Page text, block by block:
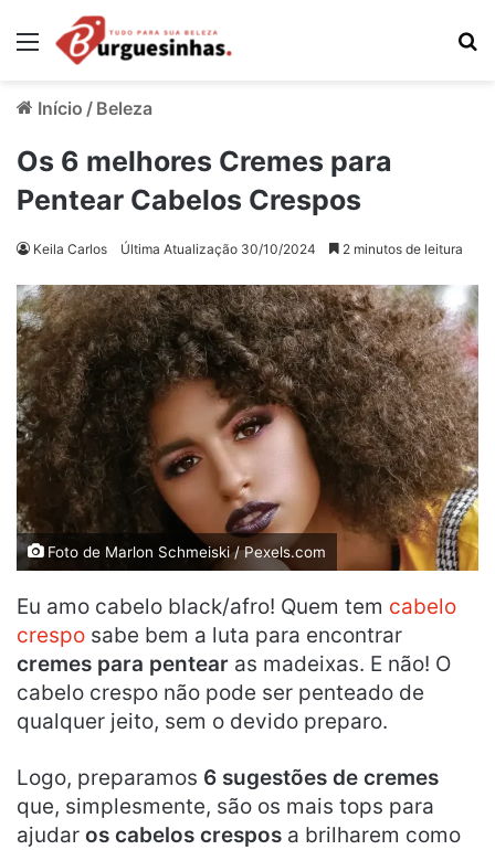
Menu
Início / Beleza
Os 6 melhores Cremes para
Pentear Cabelos Crespos
Keila Carlos Última Atualização 30/10/2024 2 minutos de leitura
Foto de Marlon Schmeiski / Pexels.com
Eu amo cabelo black/afro! Quem tem cabelo
crespo sabe bem a luta para encontrar
cremes para pentear as madeixas. E não! O
cabelo crespo não pode ser penteado de
qualquer jeito, sem o devido preparo.
Logo, preparamos 6 sugestões de cremes
que, simplesmente, são os mais tops para
ajudar os cabelos crespos a brilharem como